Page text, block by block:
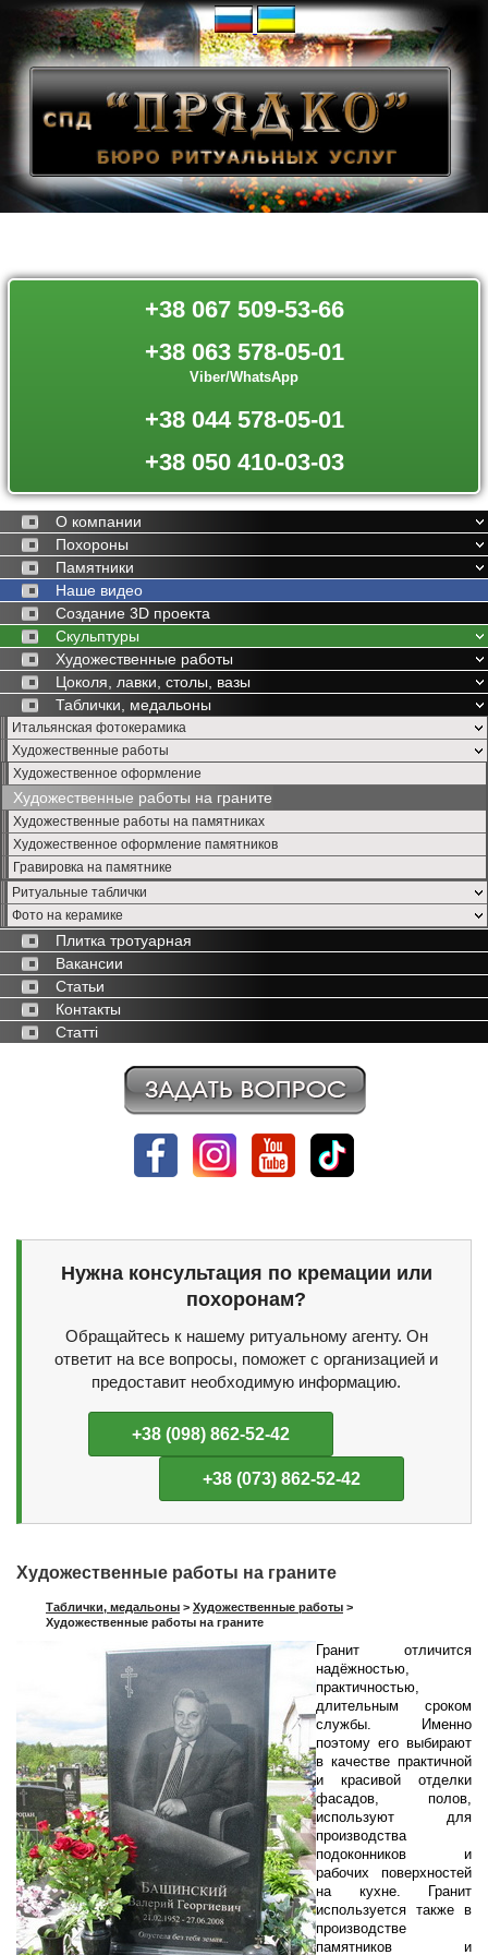
+38 067 509-53-66
+38 063 578-05-01
Viber/WhatsApp
+38 044 578-05-01
+38 050 410-03-03
О компании
Похороны
Памятники
Наше видео
Создание 3D проекта
Скульптуры
Художественные работы
Цоколя, лавки, столы, вазы
Таблички, медальоны
Итальянская фотокерамика
Художественные работы
Художественное оформление
Художественные работы на граните
Художественные работы на памятниках
Художественное оформление памятников
Гравировка на памятнике
Ритуальные таблички
Фото на керамике
Плитка тротуарная
Вакансии
Статьи
Контакты
Статті
Нужна консультация по кремации или
похоронам?
Обращайтесь к нашему ритуальному агенту. Он
ответит на все вопросы, поможет с организацией и
предоставит необходимую информацию.
+38 (098) 862-52-42
+38 (073) 862-52-42
Художественные работы на граните
Таблички, медальоны > Художественные работы >
Художественные работы на граните
Гранит отличится
надёжностью,
практичностью,
длительным сроком
службы. Именно
поэтому его выбирают
в качестве практичной
и красивой отделки
фасадов, полов,
используют для
производства
подоконников и
рабочих поверхностей
на кухне. Гранит
используется также в
производстве
памятников и